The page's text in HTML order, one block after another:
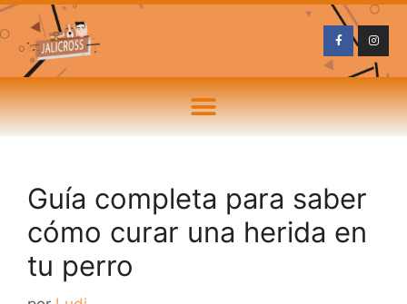
Guía completa para saber
cómo curar una herida en
tu perro